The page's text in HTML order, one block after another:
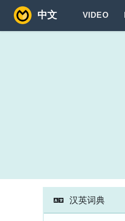
中文 VIDEO
汉英词典